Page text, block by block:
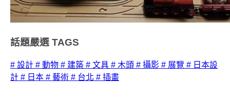
話題嚴選 TAGS
# 設計 # 動物 # 建築 # 文具 # 木頭 # 攝影 # 展覽 # 日本設
計 # 日本 # 藝術 # 台北 # 插畫